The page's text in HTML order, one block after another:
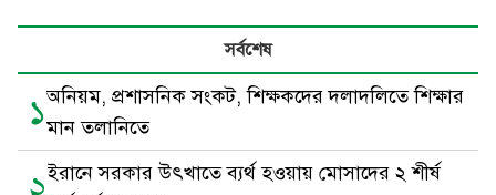
সর্বশেষ
১অনিয়ম, প্রশাসনিক সংকট, শিক্ষকদের দলাদলিতে শিক্ষার
মান তলানিতে
ইরানে সরকার উৎখাতে ব্যর্থ হওয়ায় মোসাদের ২ শীর্ষ